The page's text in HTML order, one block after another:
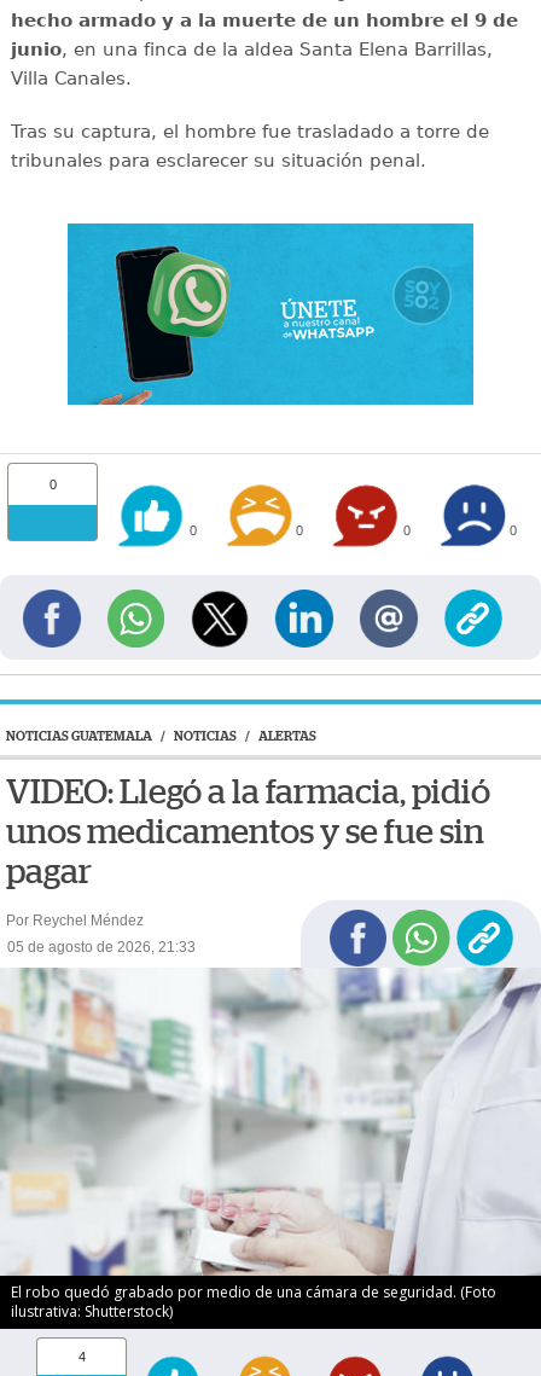
hecho armado y a la muerte de un hombre el 9 de
junio, en una finca de la aldea Santa Elena Barrillas,
Villa Canales.
Tras su captura, el hombre fue trasladado a torre de
tribunales para esclarecer su situación penal.
0
0 0 0 0
NOTICIAS GUATEMALA / NOTICIAS / ALERTAS
VIDEO: Llegó a la farmacia, pidió
unos medicamentos y se fue sin
pagar
Por Reychel Méndez
05 de agosto de 2026, 21:33
El robo quedó grabado por medio de una cámara de seguridad. (Foto
ilustrativa: Shutterstock)
4